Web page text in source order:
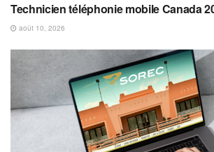
Technicien téléphonie mobile Canada
août 10, 2026